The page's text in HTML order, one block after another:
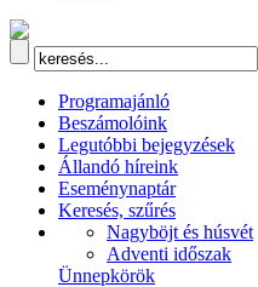
Programajánló
Beszámolóink
Legutóbbi bejegyzések
Állandó híreink
Eseménynaptár
Keresés, szűrés
Nagyböjt és húsvét
Adventi időszak
Ünnepkörök